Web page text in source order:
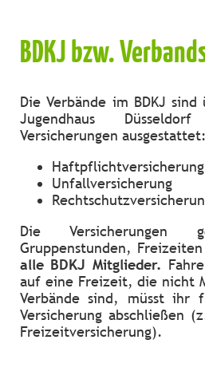
BDKJ bzw.
Die Verbände im BDKJ
Jugendhaus
Versicherungen ausgestattet:
Haftpflichtversicherung
Unfallversicherung
Die
Gruppenstunden,
alle BDKJ Mitglieder.
auf eine Freizeit, die nicht
Verbände sind, müsst ihr
Versicherung abschließen
Freizeitversicherung).